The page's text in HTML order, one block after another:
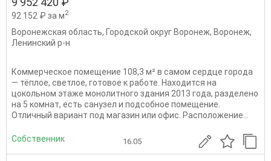
92 152 ₽ за м2
Воронежская область, Городской округ Воронеж, Воронеж,
Ленинский р-н
Коммерческое помещение 108,3 м² в самом сердце города
— тёплое, светлое, готовое к работе. Находится на
цокольном этаже монолитного здания 2013 года, разделено
на 5 комнат, есть санузел и подсобное помещение.
Отличный вариант под магазин или офис. Расположение...
Собственник 16.05